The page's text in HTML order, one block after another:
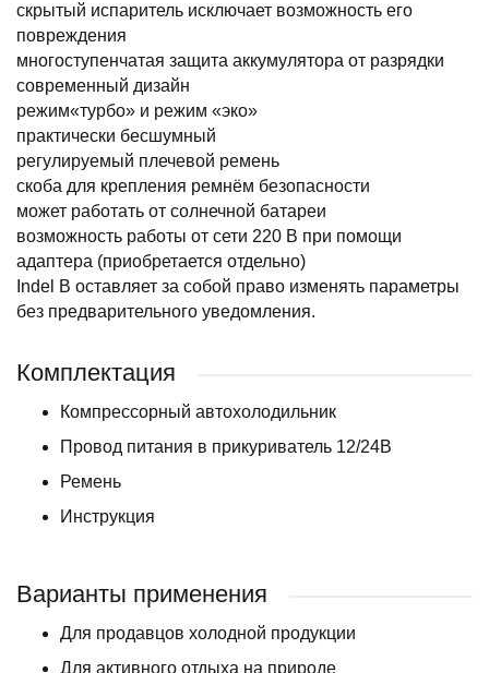
скрытый испаритель исключает возможность его
повреждения
многоступенчатая защита аккумулятора от разрядки
современный дизайн
режим«турбо» и режим «эко»
практически бесшумный
регулируемый плечевой ремень
скоба для крепления ремнём безопасности
может работать от солнечной батареи
возможность работы от сети 220 В при помощи
адаптера (приобретается отдельно)
Indel B оставляет за собой право изменять параметры
без предварительного уведомления.
Комплектация
Компрессорный автохолодильник
Провод питания в прикуриватель 12/24В
Ремень
Инструкция
Варианты применения
Для продавцов холодной продукции
Для активного отдыха на природе